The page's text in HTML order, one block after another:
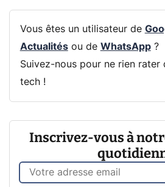
Vous êtes un utilisateur de
Actualitésou de WhatsApp?
Suivez-nous pour ne rien rater
tech !
Inscrivez-vous à